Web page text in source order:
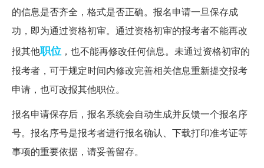
的信息是否齐全，格式是否正确。报名申请一旦保存成
功，即为通过资格初审。通过资格初审的报考者不能再改
报其他职位 ，也不能再修改任何信息。未通过资格初审的
报考者，可于规定时间内修改完善相关信息重新提交报考
申请，也可改报其他职位。
报名申请保存后，报名系统会自动生成并反馈一个报名序
号。报名序号是报考者进行报名确认、下载打印准考证等
事项的重要依据，请妥善留存。